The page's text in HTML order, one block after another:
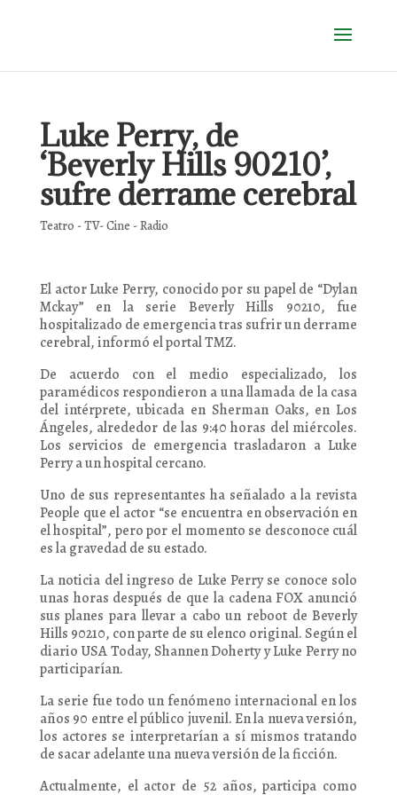
Luke Perry, de
‘Beverly Hills 90210’,
sufre derrame cerebral
Teatro - TV- Cine - Radio
El actor Luke Perry, conocido por su papel de “Dylan
Mckay” en la serie Beverly Hills 90210, fue
hospitalizado de emergencia tras sufrir un derrame
cerebral, informó el portal TMZ.
De acuerdo con el medio especializado, los
paramédicos respondieron a una llamada de la casa
del intérprete, ubicada en Sherman Oaks, en Los
Ángeles, alrededor de las 9:40 horas del miércoles.
Los servicios de emergencia trasladaron a Luke
Perry a un hospital cercano.
Uno de sus representantes ha señalado a la revista
People que el actor “se encuentra en observación en
el hospital”, pero por el momento se desconoce cuál
es la gravedad de su estado.
La noticia del ingreso de Luke Perry se conoce solo
unas horas después de que la cadena FOX anunció
sus planes para llevar a cabo un reboot de Beverly
Hills 90210, con parte de su elenco original. Según el
diario USA Today, Shannen Doherty y Luke Perry no
participarían.
La serie fue todo un fenómeno internacional en los
años 90 entre el público juvenil. En la nueva versión,
los actores se interpretarían a sí mismos tratando
de sacar adelante una nueva versión de la ficción.
Actualmente, el actor de 52 años, participa como